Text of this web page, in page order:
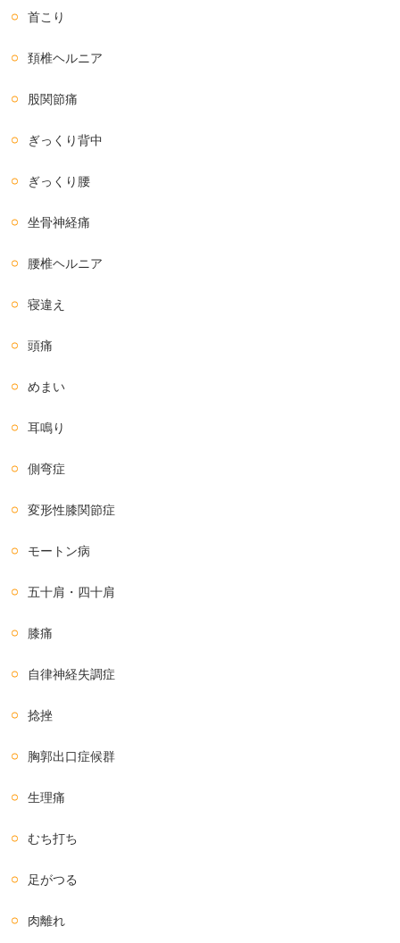
首こり
頚椎ヘルニア
股関節痛
ぎっくり背中
ぎっくり腰
坐骨神経痛
腰椎ヘルニア
寝違え
頭痛
めまい
耳鳴り
側弯症
変形性膝関節症
モートン病
五十肩・四十肩
膝痛
自律神経失調症
捻挫
胸郭出口症候群
生理痛
むち打ち
足がつる
肉離れ